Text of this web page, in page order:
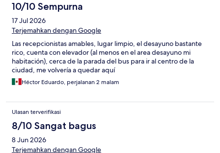
10/10 Sempurna
17 Jul 2026
Terjemahkan dengan Google
Las recepcionistas amables, lugar limpio, el desayuno bastante
rico, cuenta con elevador (al menos en el area desayuno mi
habitación), cerca de la parada del bus para ir al centro de la
ciudad, me volvería a quedar aquí
Héctor Eduardo, perjalanan 2 malam
Ulasan terverifikasi
8/10 Sangat bagus
8 Jun 2026
Terjemahkan dengan Google